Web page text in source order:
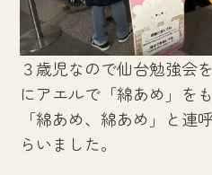
３歳児なので仙台勉強会
にアエルで「綿あめ」を
「綿あめ、綿あめ」と連
らいました。